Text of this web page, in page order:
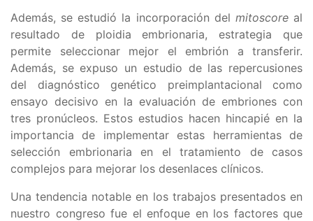
Además, se estudió la incorporación del mitoscoreal
resultado de ploidia embrionaria, estrategia que
permite seleccionar mejor el embrión a transferir.
Además, se expuso un estudio de las repercusiones
del diagnóstico genético preimplantacional como
ensayo decisivo en la evaluación de embriones con
tres pronúcleos. Estos estudios hacen hincapié en la
importancia de implementar estas herramientas de
selección embrionaria en el tratamiento de casos
complejos para mejorar los desenlaces clínicos.
Una tendencia notable en los trabajos presentados en
nuestro congreso fue el enfoque en los factores que